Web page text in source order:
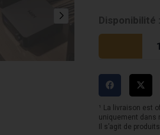
Disponibilité :
de
Ultra
-
¹ La livraison est
uniquement dans
Il s’agit de